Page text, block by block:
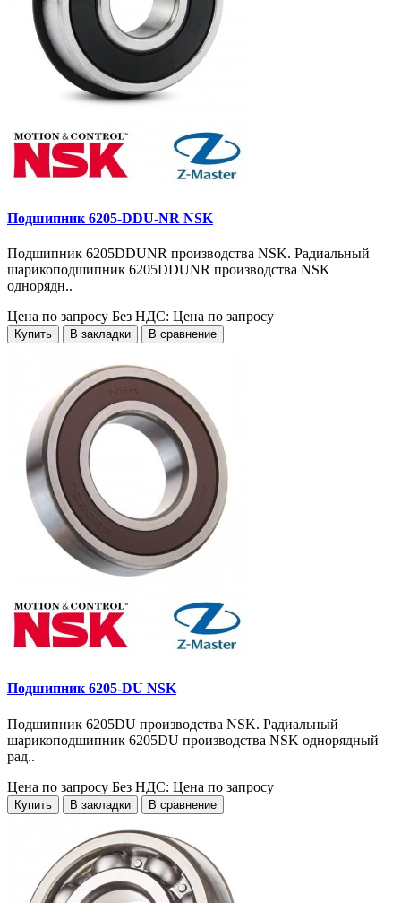
Подшипник 6205-DDU-NR NSK
Подшипник 6205DDUNR производства NSK. Радиальный
шарикоподшипник 6205DDUNR производства NSK
однорядн..
Цена по запросу Без НДС: Цена по запросу
Купить В закладки В сравнение
Подшипник 6205-DU NSK
Подшипник 6205DU производства NSK. Радиальный
шарикоподшипник 6205DU производства NSK однорядный
рад..
Цена по запросу Без НДС: Цена по запросу
Купить В закладки В сравнение